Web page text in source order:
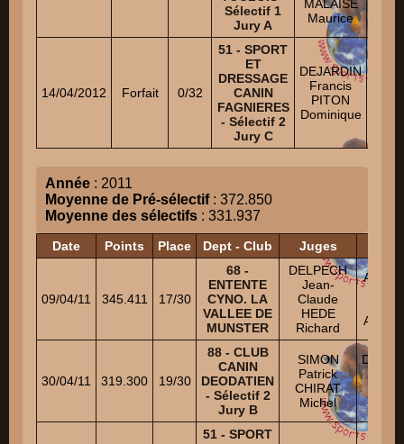
Sélectif 1
Jury A
MALAISE
Maurice
14/04/2012 Forfait 0/32
51 - SPORT
ET
DRESSAGE
CANIN
FAGNIERES
- Sélectif 2
Jury C
DEJARDIN
Francis
PITON
Dominique
Année : 2011
Moyenne de Pré-sélectif: 372.850
Moyenne des sélectifs : 331.937
Date Points Place Dept - Club Juges
09/04/11 345.411 17/30
68 -
ENTENTE
CYNO. LA
VALLEE DE
MUNSTER
DELPECH
Jean-
Claude
HEDE
Richard
30/04/11 319.300 19/30
88 - CLUB
CANIN
DEODATIEN
- Sélectif 2
Jury B
SIMON
Patrick
CHIRAT
Michel
51 - SPORT